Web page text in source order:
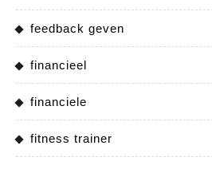
feedback geven
financieel
financiele
fitness trainer